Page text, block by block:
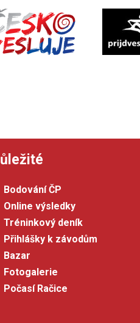
Bodování ČP
Online výsledky
Tréninkový deník
Přihlášky k závodům
Bazar
Fotogalerie
Počasí Račice